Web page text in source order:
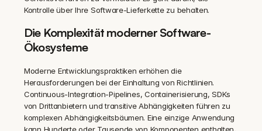
Kontrolle über Ihre Software-Lieferkette zu behalten.
Die Komplexität moderner Software-
Ökosysteme
Moderne Entwicklungspraktiken erhöhen die
Herausforderungen bei der Einhaltung von Richtlinien.
Continuous-Integration-Pipelines, Containerisierung, SDKs
von Drittanbietern und transitive Abhängigkeiten führen zu
komplexen Abhängigkeitsbäumen. Eine einzige Anwendung